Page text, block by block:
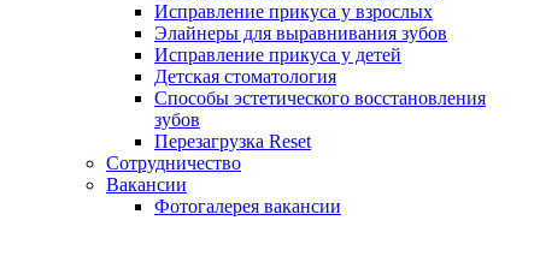
Исправление прикуса у взрослых
Элайнеры для выравнивания зубов
Исправление прикуса у детей
Детская стоматология
Способы эстетического восстановления
зубов
Перезагрузка Reset
Сотрудничество
Вакансии
Фотогалерея вакансии